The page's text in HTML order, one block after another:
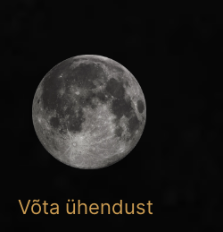
Võta ühendust